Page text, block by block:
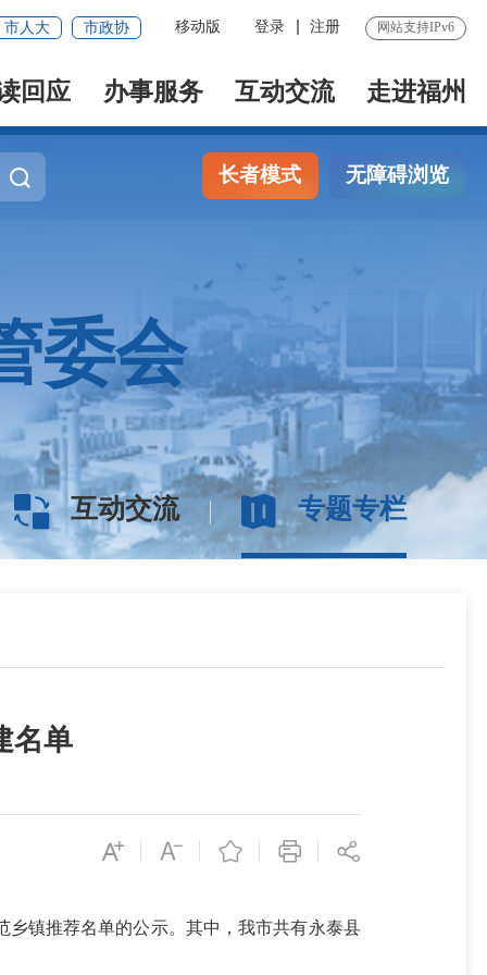
市人大 市政协 移动版 登录 注册 网站支持IPv6
回应 办事服务 互动交流 走进福州
长者模式 无障碍浏览
委会
互动交流 专题专栏
名单
镇推荐名单的公示。其中，我市共有永泰县